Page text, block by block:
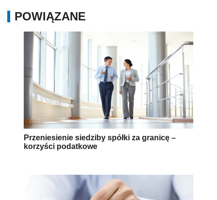
POWIĄZANE
Przeniesienie siedziby spółki za granicę –
korzyści podatkowe